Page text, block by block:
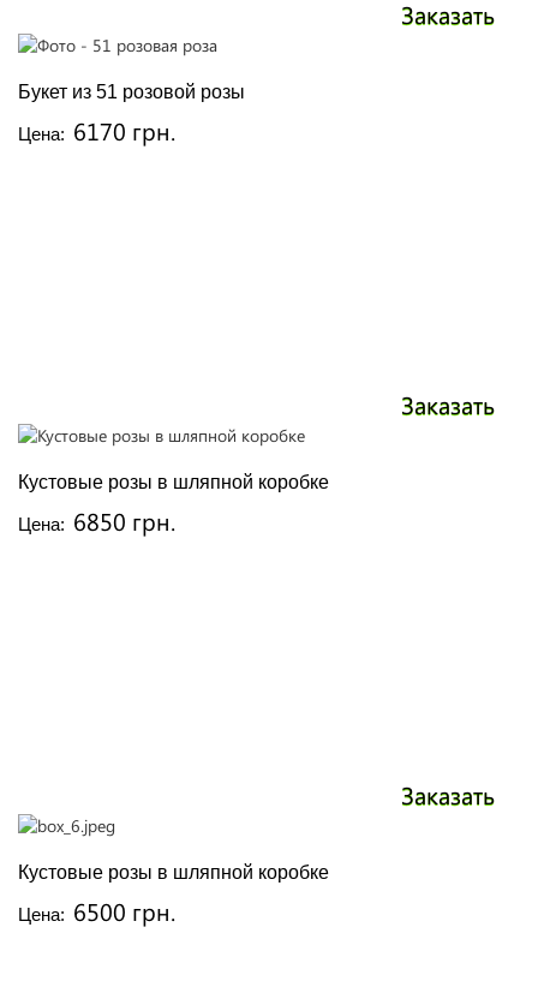
Заказать
Букет из 51 розовой розы
Цена: 6170 грн.
Заказать
Кустовые розы в шляпной коробке
Цена: 6850 грн.
Заказать
Кустовые розы в шляпной коробке
Цена: 6500 грн.